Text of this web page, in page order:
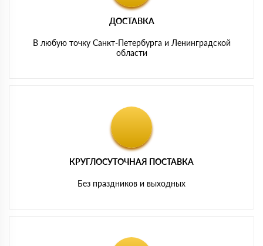
ДОСТАВКА
В любую точку Санкт-Петербурга и Ленинградской
области
КРУГЛОСУТОЧНАЯ ПОСТАВКА
Без праздников и выходных